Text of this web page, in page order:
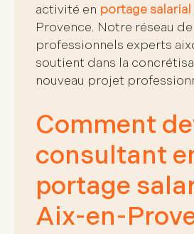
activité en portage salarial
Provence. Notre réseau de
professionnels experts
soutient dans la
nouveau projet
Comment
consultant
portage
Aix-en-